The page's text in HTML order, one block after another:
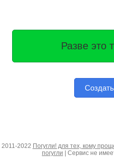
Разве это
2011-2022 Погугли! для тех, кому
погугли | Сервис не